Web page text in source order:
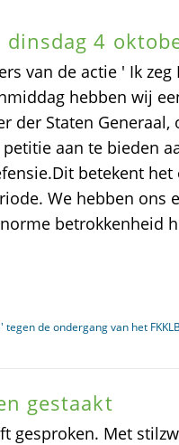
4
van de actie ' Ik zeg
hebben wij
der Staten
aan te bieden
betekent
We hebben ons
betrokkenheid
tegen de ondergang van het
gestaakt
gesproken. Met